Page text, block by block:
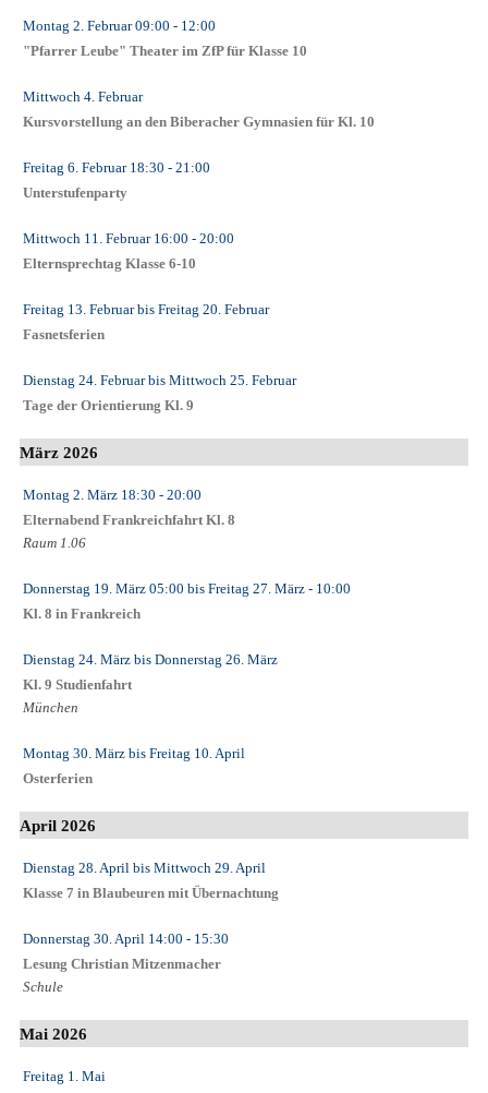
Montag 2. Februar09:00 - 12:00
"Pfarrer Leube" Theater im ZfP für Klasse 10
Mittwoch 4. Februar
Kursvorstellung an den Biberacher Gymnasien für Kl. 10
Freitag 6. Februar18:30 - 21:00
Unterstufenparty
Mittwoch 11. Februar16:00 - 20:00
Elternsprechtag Klasse 6-10
Freitag 13. Februarbis Freitag 20. Februar
Fasnetsferien
Dienstag 24. Februarbis Mittwoch 25. Februar
Tage der Orientierung Kl. 9
März 2026
Montag 2. März 18:30 - 20:00
Elternabend Frankreichfahrt Kl. 8
Raum 1.06
Donnerstag 19. März 05:00 bis Freitag 27. März - 10:00
Kl. 8 in Frankreich
Dienstag 24. März bis Donnerstag 26. März
Kl. 9 Studienfahrt
München
Montag 30. März bis Freitag 10. April
Osterferien
April 2026
Dienstag 28. April bis Mittwoch 29. April
Klasse 7 in Blaubeuren mit Übernachtung
Donnerstag 30. April 14:00 - 15:30
Lesung Christian Mitzenmacher
Schule
Mai 2026
Freitag 1. Mai